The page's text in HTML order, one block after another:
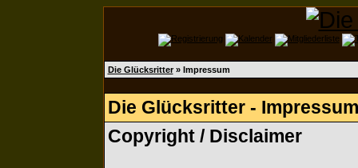
Die Glücksritter» Impressum
Die Glücksritter - Impressum
Copyright / Disclaimer